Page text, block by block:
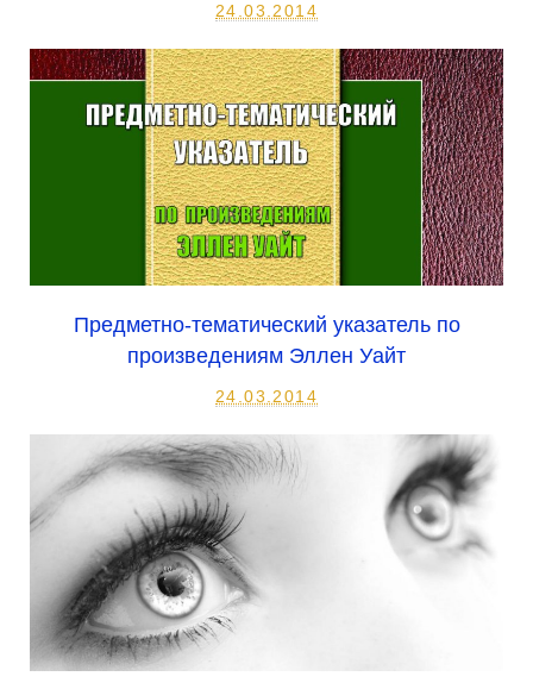
24.03.2014
Предметно-тематический указатель по
произведениям Эллен Уайт
24.03.2014